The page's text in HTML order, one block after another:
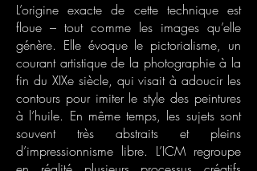
L’origine exacte de cette technique est
floue – tout comme les images qu’elle
génère. Elle évoque le pictorialisme, un
courant artistique de la photographie à la
fin du XIXe siècle, qui visait à adoucir les
contours pour imiter le style des peintures
à l’huile. En même temps, les sujets sont
souvent très abstraits et pleins
d’impressionnisme libre. L’ICM regroupe